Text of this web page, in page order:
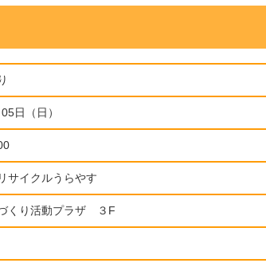
日（日）
サイクルうらやす
くり活動プラザ ３F